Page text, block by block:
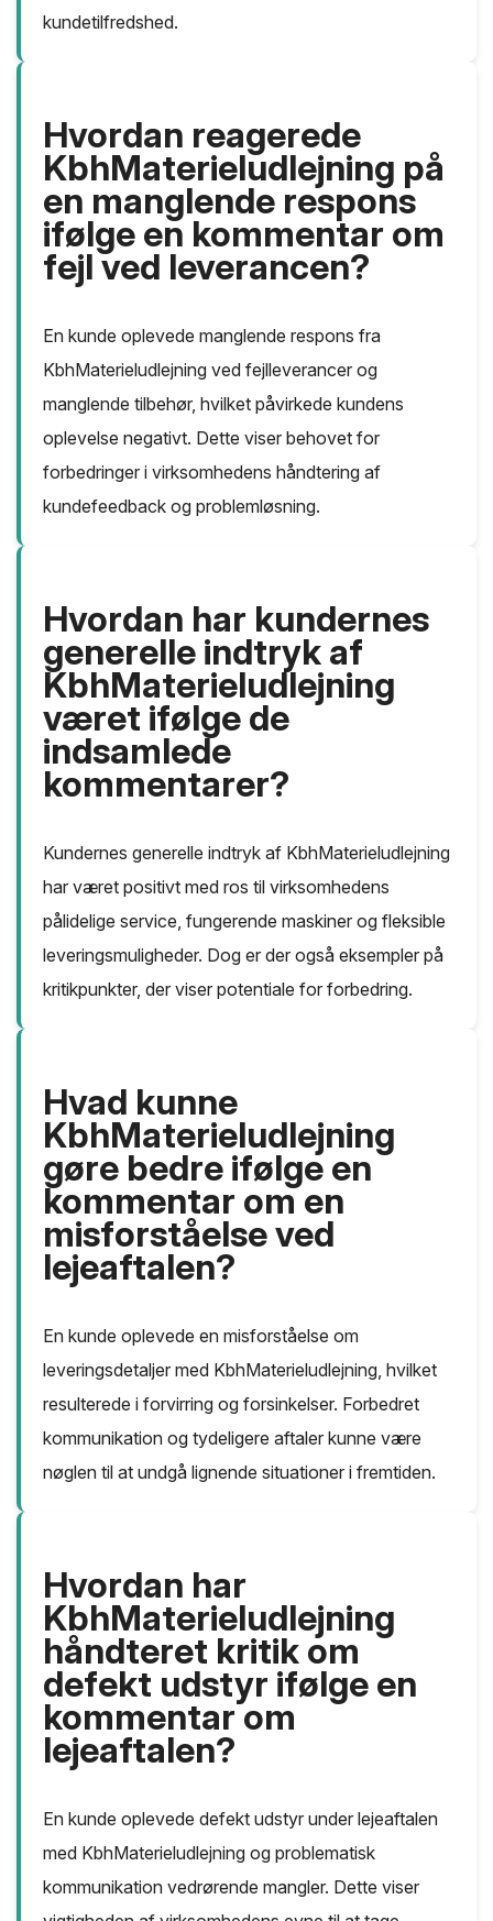
kundetilfredshed.
Hvordan reagerede
KbhMaterieludlejning på
en manglende respons
ifølge en kommentar om
fejl ved leverancen?
En kunde oplevede manglende respons fra
KbhMaterieludlejning ved fejlleverancer og
manglende tilbehør, hvilket påvirkede kundens
oplevelse negativt. Dette viser behovet for
forbedringer i virksomhedens håndtering af
kundefeedback og problemløsning.
Hvordan har kundernes
generelle indtryk af
KbhMaterieludlejning
været ifølge de
indsamlede
kommentarer?
Kundernes generelle indtryk af KbhMaterieludlejning
har været positivt med ros til virksomhedens
pålidelige service, fungerende maskiner og fleksible
leveringsmuligheder. Dog er der også eksempler på
kritikpunkter, der viser potentiale for forbedring.
Hvad kunne
KbhMaterieludlejning
gøre bedre ifølge en
kommentar om en
misforståelse ved
lejeaftalen?
En kunde oplevede en misforståelse om
leveringsdetaljer med KbhMaterieludlejning, hvilket
resulterede i forvirring og forsinkelser. Forbedret
kommunikation og tydeligere aftaler kunne være
nøglen til at undgå lignende situationer i fremtiden.
Hvordan har
KbhMaterieludlejning
håndteret kritik om
defekt udstyr ifølge en
kommentar om
lejeaftalen?
En kunde oplevede defekt udstyr under lejeaftalen
med KbhMaterieludlejning og problematisk
kommunikation vedrørende mangler. Dette viser